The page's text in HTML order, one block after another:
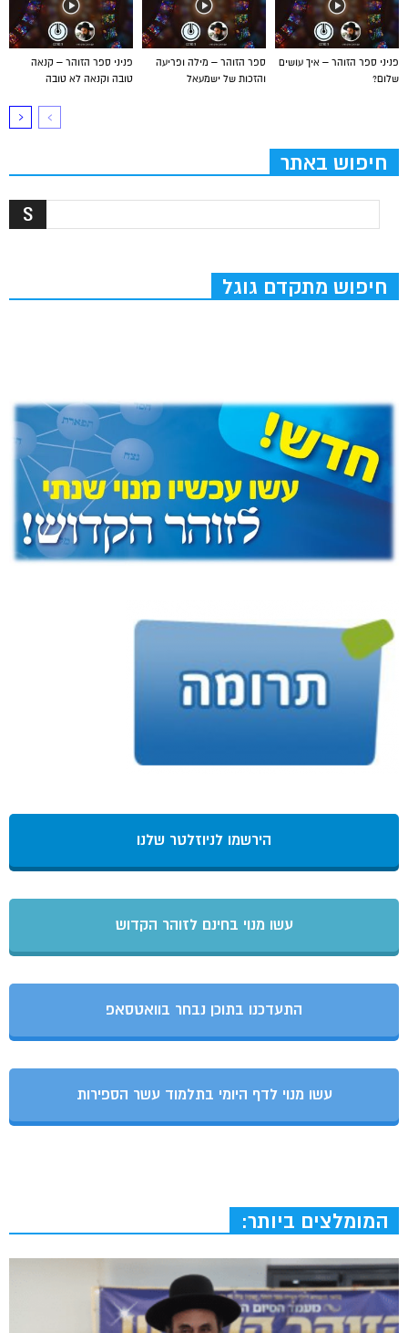
פניני ספר הזוהר – קנאה
טובה וקנאה לא טובה
ספר הזוהר – מילה ופריעה
והזכות של ישמעאל
פניני ספר הזוהר – איך עושים
שלום?
חיפוש באתר
חיפוש מתקדם גוגל
הירשמו לניוזלטר שלנו
עשו מנוי בחינם לזוהר הקדוש
התעדכנו בתוכן נבחר בוואטסאפ
עשו מנוי לדף היומי בתלמוד עשר הספירות
המומלצים ביותר: